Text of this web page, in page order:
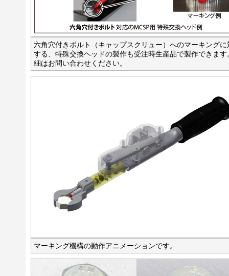
六角穴付きボルト（キャップスクリュー）へのマーキングに
する、特殊交換ヘッドの製作も受注時生産品で製作できます
細はお問い合わせください。
マーキング機構の動作アニメーションです。